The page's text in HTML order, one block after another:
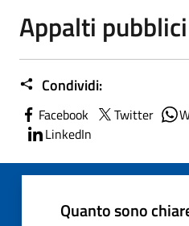
Appalti pubblici
Condividi:
Facebook Twitter
LinkedIn
Quanto sono